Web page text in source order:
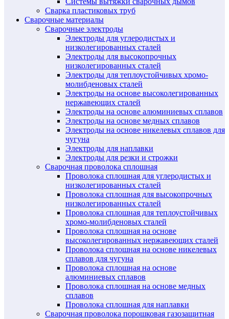
Сварка пластиковых труб
Сварочные материалы
Сварочные электроды
Электроды для углеродистых и
низколегированных сталей
Электроды для высокопрочных
низколегированных сталей
Электроды для теплоустойчивых хромо-
молибденовых сталей
Электроды на основе высоколегированных
нержавеющих сталей
Электроды на основе алюминиевых сплавов
Электроды на основе медных сплавов
Электроды на основе никелевых сплавов для
чугуна
Электроды для наплавки
Электроды для резки и строжки
Сварочная проволока сплошная
Проволока сплошная для углеродистых и
низколегированных сталей
Проволока сплошная для высокопрочных
низколегированных сталей
Проволока сплошная для теплоустойчивых
хромо-молибденовых сталей
Проволока сплошная на основе
высоколегированных нержавеющих сталей
Проволока сплошная на основе никелевых
сплавов для чугуна
Проволока сплошная на основе
алюминиевых сплавов
Проволока сплошная на основе медных
сплавов
Проволока сплошная для наплавки
Сварочная проволока порошковая газозащитная